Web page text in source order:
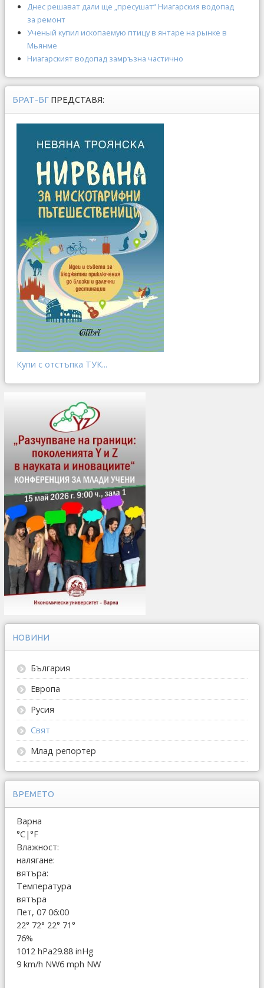
Днес решават дали ще „пресушат“ Ниагарския водопад
за ремонт
Ученый купил ископаемую птицу в янтаре на рынке в
Мьянме
Ниагарският водопад замръзна частично
БРАТ-БГ ПРЕДСТАВЯ:
Купи с отстъпка ТУК...
НОВИНИ
България
Европа
Русия
Свят
Млад репортер
ВРЕМЕТО
Варна
°C|°F
Влажност:
налягане:
вятъра:
Температура
вятъра
Пет, 07 06:00
22° 72° 22° 71°
76%
1012 hPa29.88 inHg
9 km/h NW6 mph NW